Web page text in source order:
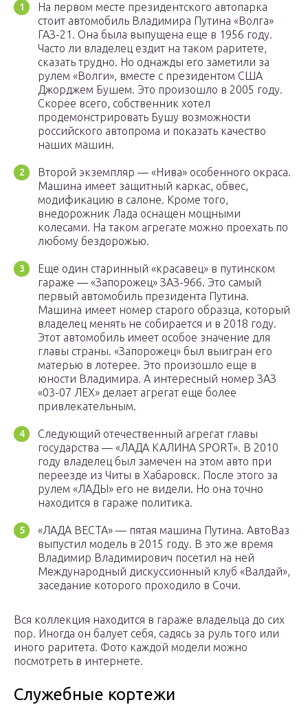
На первом месте президентского автопарка
стоит автомобиль Владимира Путина «Волга»
ГАЗ-21. Она была выпущена еще в 1956 году.
Часто ли владелец ездит на таком раритете,
сказать трудно. Но однажды его заметили за
рулем «Волги», вместе с президентом США
Джорджем Бушем. Это произошло в 2005 году.
Скорее всего, собственник хотел
продемонстрировать Бушу возможности
российского автопрома и показать качество
наших машин.
Второй экземпляр — «Нива» особенного окраса.
Машина имеет защитный каркас, обвес,
модификацию в салоне. Кроме того,
внедорожник Лада оснащен мощными
колесами. На таком агрегате можно проехать по
любому бездорожью.
Еще один старинный «красавец» в путинском
гараже — «Запорожец» ЗАЗ-966. Это самый
первый автомобиль президента Путина.
Машина имеет номер старого образца, который
владелец менять не собирается и в 2018 году.
Этот автомобиль имеет особое значение для
главы страны. «Запорожец» был выигран его
матерью в лотерее. Это произошло еще в
юности Владимира. А интересный номер ЗАЗ
«03-07 ЛЕХ» делает агрегат еще более
привлекательным.
Следующий отечественный агрегат главы
государства — «ЛАДА КАЛИНА SPORT». В 2010
году владелец был замечен на этом авто при
переезде из Читы в Хабаровск. После этого за
рулем «ЛАДЫ» его не видели. Но она точно
находится в гараже политика.
«ЛАДА ВЕСТА» — пятая машина Путина. АвтоВаз
выпустил модель в 2015 году. В это же время
Владимир Владимирович посетил на ней
Международный дискуссионный клуб «Валдай»,
заседание которого проходило в Сочи.
Вся коллекция находится в гараже владельца до сих
пор. Иногда он балует себя, садясь за руль того или
иного раритета. Фото каждой модели можно
посмотреть в интернете.
Служебные кортежи